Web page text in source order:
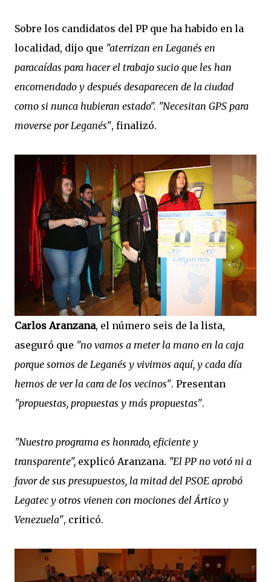
Sobre los candidatos del PP que ha habido en la
localidad, dijo que "aterrizan en Leganés en
paracaídas para hacer el trabajo sucio que les han
encomendado y después desaparecen de la ciudad
como si nunca hubieran estado". "Necesitan GPS para
moverse por Leganés", finalizó.
Carlos Aranzana, el número seis de la lista,
aseguró que "no vamos a meter la mano en la caja
porque somos de Leganés y vivimos aquí, y cada día
hemos de ver la cara de los vecinos". Presentan
"propuestas, propuestas y más propuestas".
"Nuestro programa es honrado, eficiente y
transparente", explicó Aranzana. "El PP no votó ni a
favor de sus presupuestos, la mitad del PSOE aprobó
Legatec y otros vienen con mociones del Ártico y
Venezuela", criticó.